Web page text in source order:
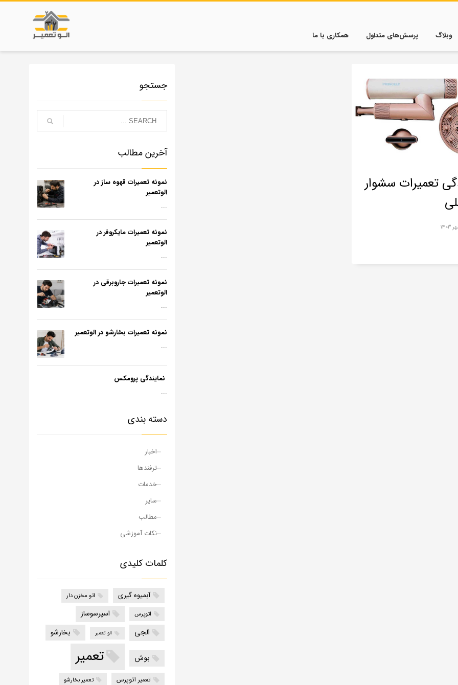
وبلاگ پرسش‌های متداول همکاری با ما
تعمیرات سشوار
جستجو
آخرین مطالب
نمونه تعمیرات قهوه ساز در
الوتعمیر
...
نمونه تعمیرات مایکروفر در
الوتعمیر
...
نمونه تعمیرات جاروبرقی در
الوتعمیر
...
نمونه تعمیرات بخارشو در الوتعمیر
...
نمایندگی پرومکس
...
دسته بندی
اخبار
ترفندها
خدمات
سایر
مطالب
نکات آموزشی
کلمات کلیدی
آبمیوه گیری اتو مخزن دار
اتوپرس اسپرسوساز
الجی الو تعمیر بخارشو
بوش تعمیر
تعمیر اتوپرس تعمیر بخارشو